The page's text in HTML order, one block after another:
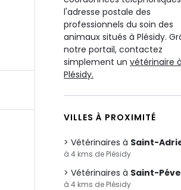
l'adresse postale des
professionnels du soin des
animaux situés à Plésidy.
notre portail, contactez
simplement un vétérinaire à
Plésidy.
VILLES À PROXIMITÉ
Vétérinaires à Saint-
à 4 kms de Plésidy
Vétérinaires à Saint-
à 4 kms de Plésidy